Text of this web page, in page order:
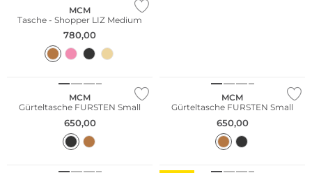
MCM
Tasche - Shopper LIZ Medium
780,00
MCM
Gürteltasche FURSTEN Small
650,00
MCM
Gürteltasche FURSTEN Small
650,00